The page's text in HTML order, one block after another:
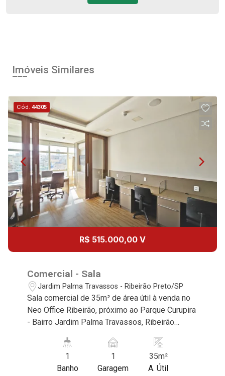
Imóveis Similares
Cód.44305
R$ 515.000,00 V
Comercial - Sala
Jardim Palma Travassos - Ribeirão Preto/SP
Sala comercial de 35m² de área útil à venda no
Neo Office Ribeirão, próximo ao Parque Curupira
- Bairro Jardim Palma Travassos, Ribeirão
imóvel que a Martinelli Imobiliária selecionou
de espera - Sala de reunião - Divisórias - W.C
1
Banho
1
Garagem
35m²
A. Útil